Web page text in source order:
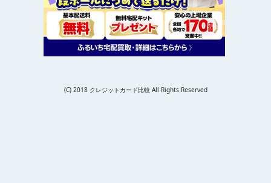
(C) 2018 クレジットカード比較 All Rights Reserved